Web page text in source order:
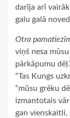
darīja arī
galu galā
Otra
viņš nesa
pārkāpumu
“Tas Kungs
“mūsu grēku
izmantotais
gan vienskaitli,